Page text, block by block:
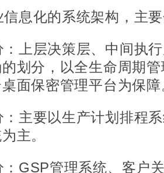
信息化的系统架构，主
：上层决策层、中间执
划分，以全生命周期
面保密管理平台为保障
：主要以生产计划排程
主。
：GSP管理系统、客户